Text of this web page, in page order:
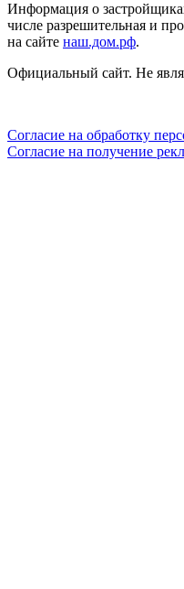
Информация о
числе разрешительная и
на сайте наш.дом.рф.
Официальный сайт. Не
Согласие на обработку
Согласие на получение